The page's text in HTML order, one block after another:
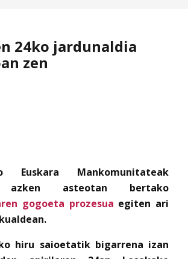
24ko jardunaldia
zen
Euskara Mankomunitateak
azken asteotan bertako
gogoeta prozesua egiten ari
hiru saioetatik bigarrena izan